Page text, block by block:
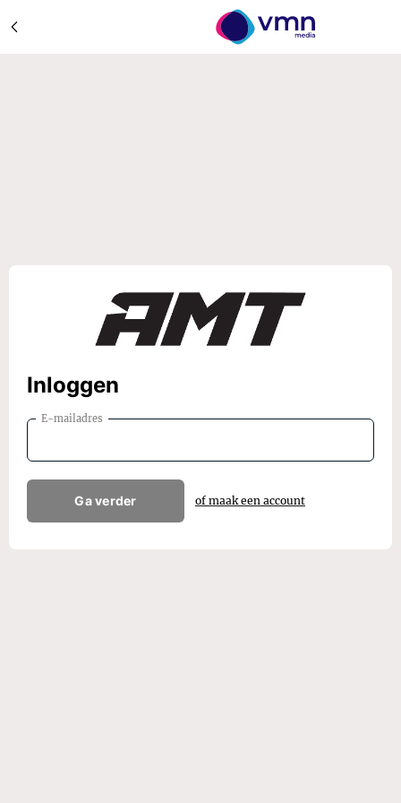
Inloggen
E-mailadres
Ga verder of maak een account